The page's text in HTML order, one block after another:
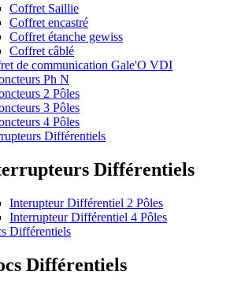
Coffret Saillie
Coffret encastré
Coffret étanche gewiss
Coffret câblé
de communication Gale'O VDI
Ph N
2 Pôles
3 Pôles
4 Pôles
Différentiels
Différentiels
Interupteur Différentiel 2 Pôles
Interrupteur Différentiel 4 Pôles
Différentiels
Différentiels